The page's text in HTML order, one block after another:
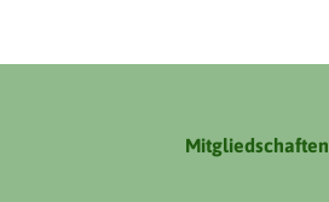
Mitgliedschaften